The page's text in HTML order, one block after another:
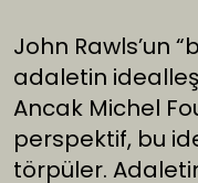
John Rawls’un
adaletin
Ancak Michel
perspektif, bu
törpüler.